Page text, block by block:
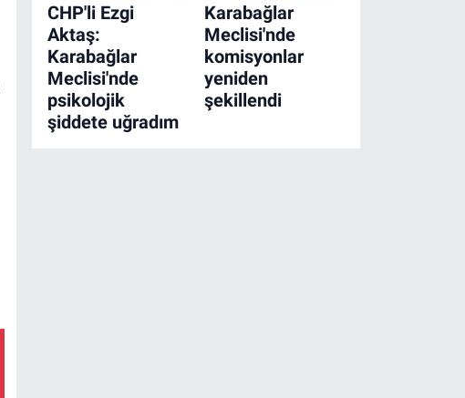
CHP'li Ezgi
Aktaş:
Karabağlar
Meclisi'nde
psikolojik
şiddete uğradım
Karabağlar
Meclisi'nde
komisyonlar
yeniden
şekillendi